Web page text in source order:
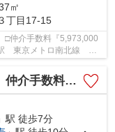
㎡
丁目17-15
□仲介手数料『5,973,000
東京メトロ南北線 白
...
万円現金プレゼント中
」駅 徒歩7分